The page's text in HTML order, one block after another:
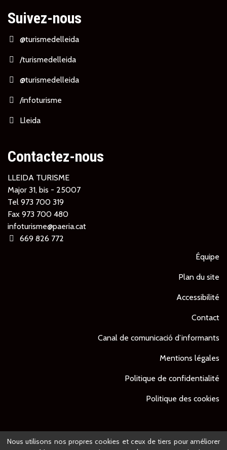
Suivez-nous
@turismedelleida
/turismedelleida
@turismedelleida
/infoturisme
Lleida
Contactez-nous
LLEIDA TURISME
Major 31, bis - 25007
Tel 973 700 319
Fax 973 700 480
infoturisme@paeria.cat
669 826 772
Équipe
Plan du site
Accessibilité
Contact
Canal de comunicació d’informants
Mentions légales
Politique de confidentialité
Politique des cookies
© Ajuntament de Lleida -Projet développé par
Nous utilisons nos propres cookies et ceux de tiers pour améliorer